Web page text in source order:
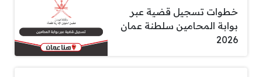
خطوات تسجيل قضية عبر
بوابة المحامين سلطنة عمان
2026